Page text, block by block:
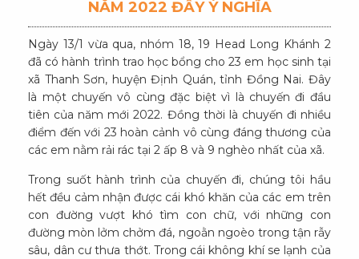
NĂM 2022 ĐẦY Ý NGHĨA
Ngày 13/1 vừa qua, nhóm 18, 19 Head Long Khánh 2
đã có hành trình trao học bổng cho 23 em học sinh tại
xã Thanh Sơn, huyện Định Quán, tỉnh Đồng Nai. Đây
là một chuyến vô cùng đặc biệt vì là chuyến đi đầu
tiên của năm mới 2022. Đồng thời là chuyến đi nhiều
điểm đến với 23 hoàn cảnh vô cùng đáng thương của
các em nằm rải rác tại 2 ấp 8 và 9 nghèo nhất của xã.
Trong suốt hành trình của chuyến đi, chúng tôi hầu
hết đều cảm nhận được cái khó khăn của các em trên
con đường vượt khó tìm con chữ, với những con
đường mòn lởm chởm đá, ngoằn ngoèo trong tận rẫy
sâu, dân cư thưa thớt. Trong cái không khí se lạnh của